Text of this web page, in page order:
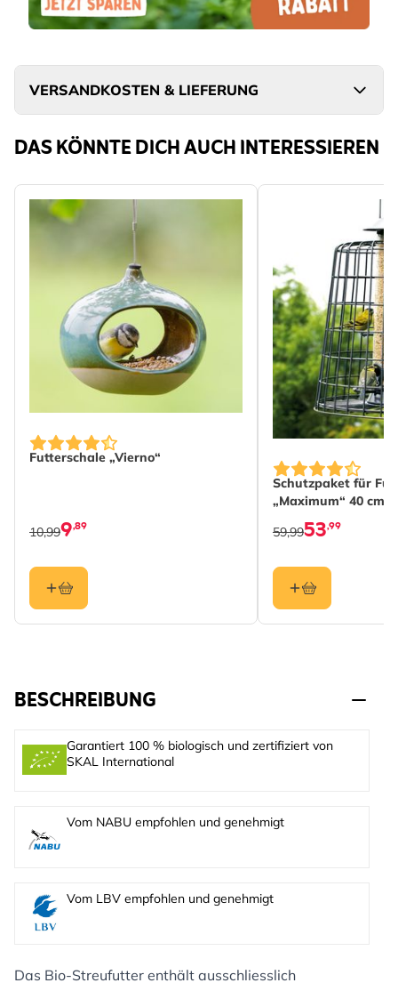
VERSANDKOSTEN & LIEFERUNG
DAS KÖNNTE DICH AUCH INTERESSIEREN
Futterschale „Vierno“
9,89
10,99
Schutzpaket für
„Maximum“ 40 cm
53,99
59,99
BESCHREIBUNG
Garantiert 100 % biologisch und zertifiziert von
SKAL International
Vom NABU empfohlen und genehmigt
Vom LBV empfohlen und genehmigt
Das Bio-Streufutter enthält ausschliesslich